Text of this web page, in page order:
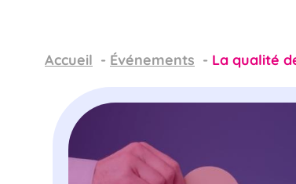
Accueil Événements La qualité